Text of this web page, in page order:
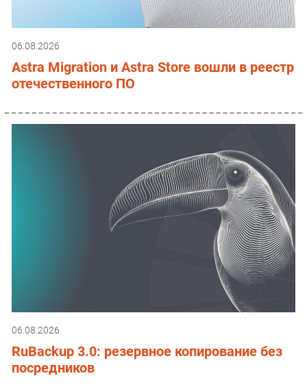
06.08.2026
Astra Migration и Astra Store вошли в реестр
отечественного ПО
06.08.2026
RuBackup 3.0: резервное копирование без
посредников